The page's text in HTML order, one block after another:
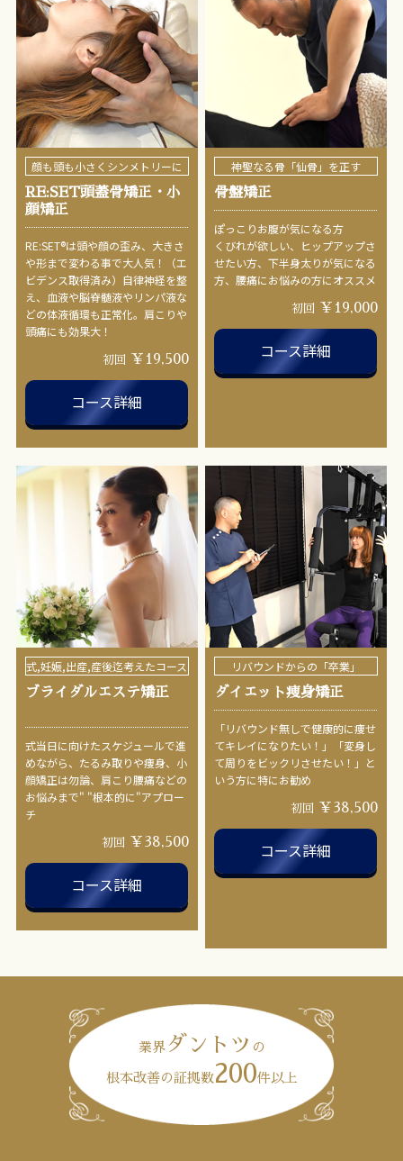
顔も頭も小さくシンメトリーに
RE:SET頭蓋骨矯正・小
顔矯正
RE:SET®︎は頭や顔の歪み、大きさ
や形まで変わる事で大人気！（エ
ビデンス取得済み）自律神経を整
え、血液や脳脊髄液やリンパ液な
どの体液循環も正常化。肩こりや
頭痛にも効果大！
初回 ￥19,500
コース詳細
神聖なる骨「仙骨」を正す
骨盤矯正
ぽっこりお腹が気になる方
くびれが欲しい、ヒップアップさ
せたい方、下半身太りが気になる
方、腰痛にお悩みの方にオススメ
初回 ￥19,000
コース詳細
式,妊娠,出産,産後迄考えたコース
ブライダルエステ矯正
式当日に向けたスケジュールで進
めながら、たるみ取りや痩身、小
顔矯正は勿論、肩こり腰痛などの
お悩みまで" "根本的に"アプロー
チ
初回 ￥38,500
コース詳細
リバウンドからの「卒業」
ダイエット痩身矯正
「リバウンド無しで健康的に痩せ
てキレイになりたい！」「変身し
て周りをビックリさせたい！」と
いう方に特にお勧め
初回 ￥38,500
コース詳細
業界ダントツ の
根本改善の証拠数200件以上